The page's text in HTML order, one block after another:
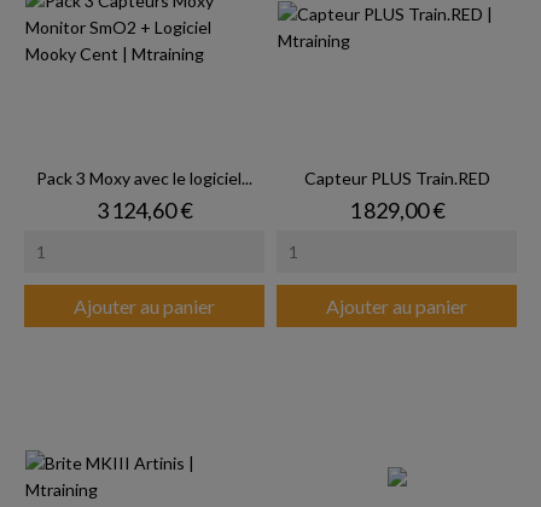
Pack 3 Moxy avec le logiciel...
Prix
3 124,60 €
Ajouter au panier
Capteur PLUS Train.RED
Prix
1 829,00 €
Ajouter au panier